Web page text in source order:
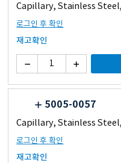
Capillary, Stainless
로그인 후 확인
재고확인
5005-0057
Capillary, Stainless
로그인 후 확인
재고확인